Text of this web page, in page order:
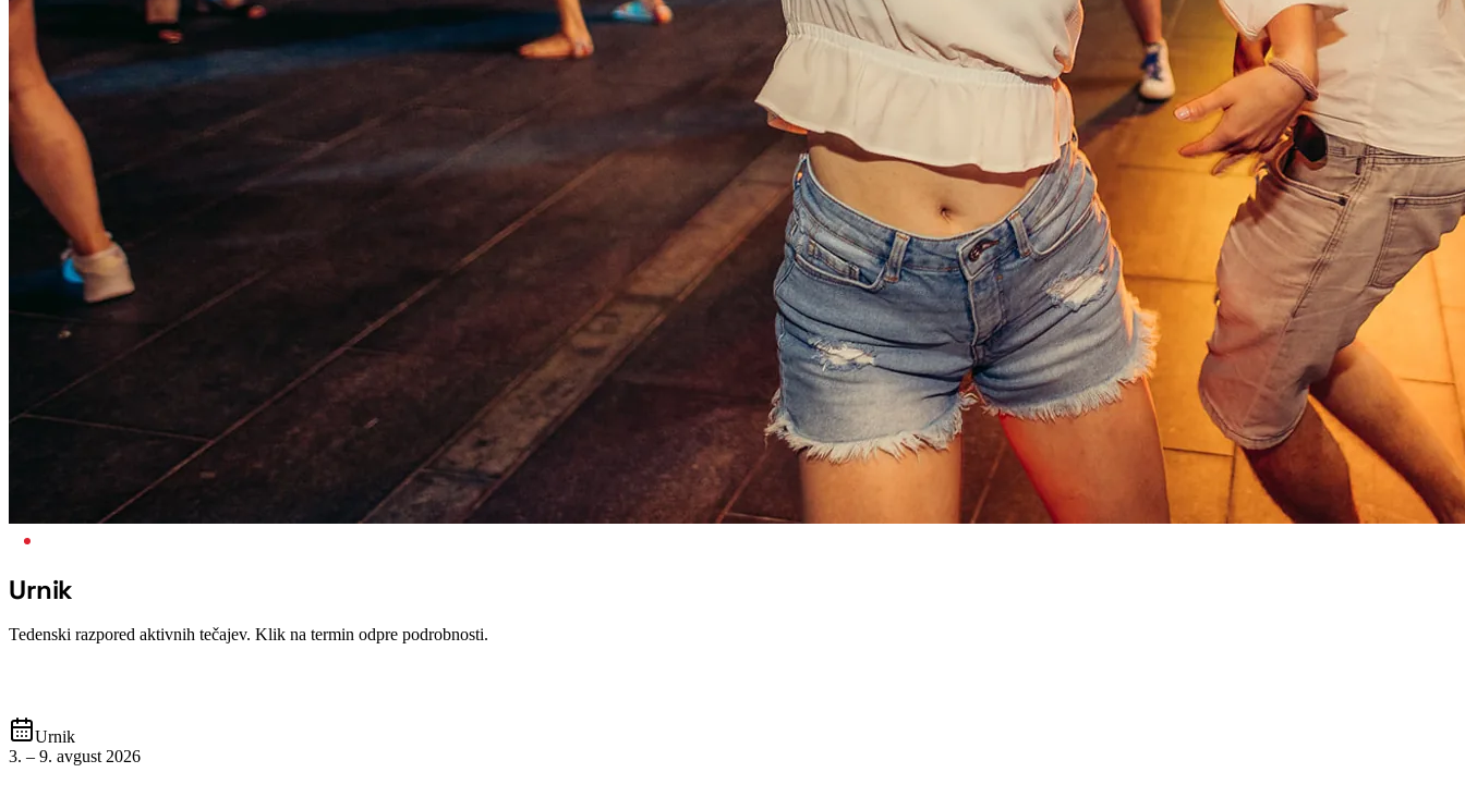
Urnik
Tedenski razpored aktivnih tečajev. Klik na termin odpre podrobnosti.
Urnik
3. – 9. avgust 2026